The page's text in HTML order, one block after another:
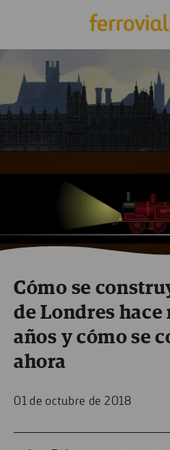
Cómo se
de Londres hace
años y cómo se
ahora
01 de octubre de 2018